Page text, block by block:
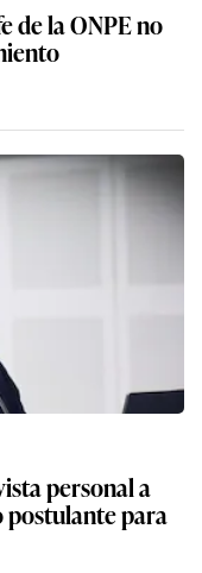
de la ONPE no
personal a
postulante para